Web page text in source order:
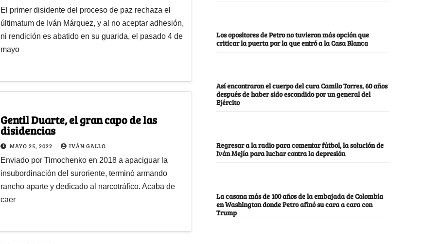
El primer disidente del proceso de paz rechaza el
últimatum de Iván Márquez, y al no aceptar adhesión,
ni rendición es abatido en su guarida, el pasado 4 de
mayo
Gentil Duarte, el gran capo de las
disidencias
MAYO 25, 2022 IVÁN GALLO
Enviado por Timochenko en 2018 a apaciguar la
insubordinación del suroriente, terminó armando
rancho aparte y dedicado al narcotráfico. Acaba de
caer
Los opositores de Petro no tuvieron más opción que
criticar la puerta por la que entró a la Casa Blanca
Así encontraron el cuerpo del cura Camilo Torres, 60 años
después de haber sido escondido por un general del
Ejército
Regresar a la radio para comentar fútbol, la solución de
Iván Mejía para luchar contra la depresión
La casona más de 100 años de la embajada de Colombia
en Washington donde Petro afinó su cara a cara con
Trump